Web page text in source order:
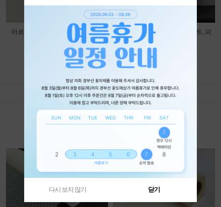
아르떼비누장미(50송이)_연하늘
12,500won
원형 캐리어 소 10개입 (화이트, 피
more 1 / 8
특별 상품
가장 인기있는 제품을 만나 보세요
다시 보지 않기 닫기